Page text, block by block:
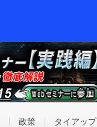
政策 タイアップ